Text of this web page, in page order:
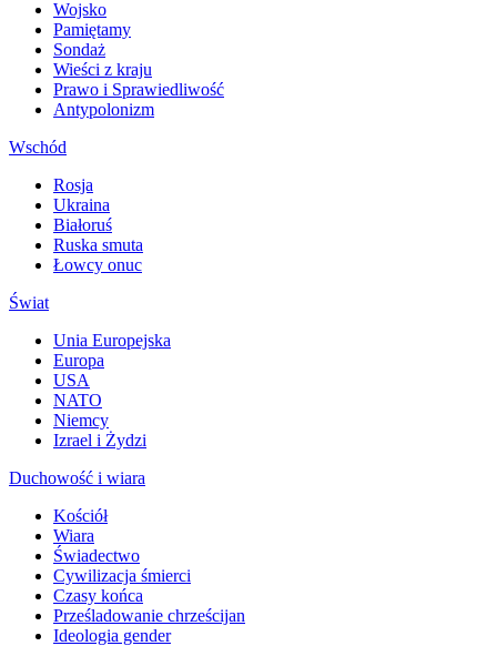
Wojsko
Pamiętamy
Sondaż
Wieści z kraju
Prawo i Sprawiedliwość
Antypolonizm
Wschód
Rosja
Ukraina
Białoruś
Ruska smuta
Łowcy onuc
Świat
Unia Europejska
Europa
USA
NATO
Niemcy
Izrael i Żydzi
Duchowość i wiara
Kościół
Wiara
Świadectwo
Cywilizacja śmierci
Czasy końca
Prześladowanie chrześcijan
Ideologia gender